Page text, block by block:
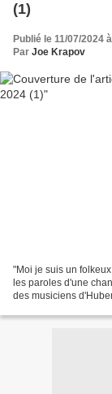
(1)
Publié le 11/07/2024
Par Joe Krapov
"Moi je suis un
les paroles d'une
des musiciens